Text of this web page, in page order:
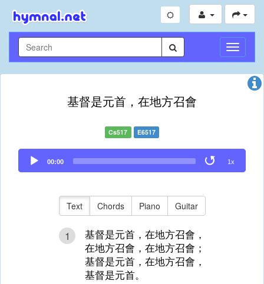
Toggle
基督是元首，在地方召會
Cs517 E6517
Audio
Player
00:00 1x
Text Chords Piano Guitar
1
基督是元首，在地方召會，
在地方召會，在地方召會；
基督是元首，在地方召會，
基督是元首。